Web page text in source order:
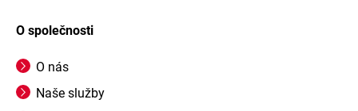
O společnosti
O nás
Naše služby